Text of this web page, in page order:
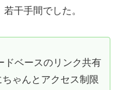
干手間でした。
ドベースのリンク共有
ゃんとアクセス制限